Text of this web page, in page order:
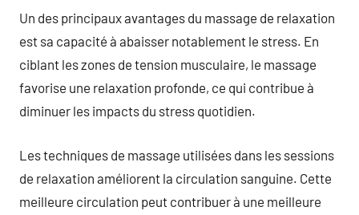
Un des principaux avantages du massage de relaxation
est sa capacité à abaisser notablement le stress. En
ciblant les zones de tension musculaire, le massage
favorise une relaxation profonde, ce qui contribue à
diminuer les impacts du stress quotidien.
Les techniques de massage utilisées dans les sessions
de relaxation améliorent la circulation sanguine. Cette
meilleure circulation peut contribuer à une meilleure